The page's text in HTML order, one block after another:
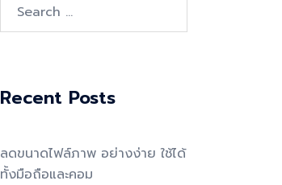
for:
Recent Posts
ลดขนาดไฟล์ภาพ อย่างง่าย ใช้ได้
ทั้งมือถือและคอม